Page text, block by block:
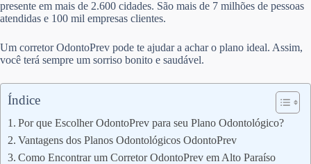
presente em mais de 2.600 cidades. São mais de 7 milhões de pessoas
atendidas e 100 mil empresas clientes.
Um corretor OdontoPrev pode te ajudar a achar o plano ideal. Assim,
você terá sempre um sorriso bonito e saudável.
Índice
Por que Escolher OdontoPrev para seu Plano Odontológico?
Vantagens dos Planos Odontológicos OdontoPrev
Como Encontrar um Corretor OdontoPrev em Alto Paraíso